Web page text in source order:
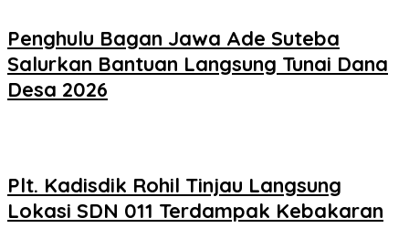
Penghulu Bagan Jawa Ade Suteba
Salurkan Bantuan Langsung Tunai Dana
Desa 2026
Plt. Kadisdik Rohil Tinjau Langsung
Lokasi SDN 011 Terdampak Kebakaran